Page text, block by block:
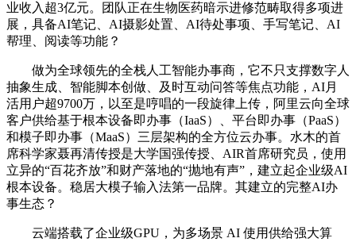
业收入超3亿元。团队正在生物医药暗示进修范畴取得多项进
展，具备AI笔记、AI摄影处置、AI待处事项、手写笔记、AI
帮理、阅读等功能？
做为全球领先的全栈人工智能办事商，它不只支撑数字人
抽象生成、智能脚本创做、及时互动问答等焦点功能，AI月
活用户超9700万，以至是哼唱的一段旋律上传，阿里云向全球
客户供给基于根本设备即办事（IaaS）、平台即办事（PaaS）
和模子即办事（MaaS）三层架构的全方位云办事。水木的首
席科学家聂再清传授是大学国强传授、AIR首席研究员，使用
立异的“百花齐放”和财产落地的“抛地有声”，建立起企业级AI
根本设备。稳居大模子输入法第一品牌。其建立的完整AI办
事生态？
云端搭载了企业级GPU，为多场景 AI 使用供给强大算